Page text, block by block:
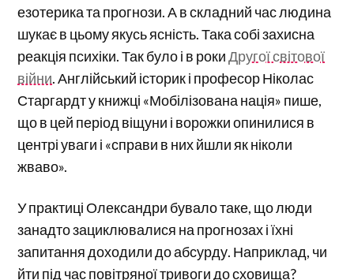
езотерика та прогнози. А в складний час людина
шукає в цьому якусь ясність. Така собі захисна
реакція психіки. Так було і в рокиДругої світової
війни. Англійський історик і професор Ніколас
Старгардт у книжці «Мобілізована нація» пише,
що в цей період віщуни і ворожки опинилися в
центрі уваги і «справи в них йшли як ніколи
жваво».
У практиці Олександри бувало таке, що люди
занадто зациклювалися на прогнозах і їхні
запитання доходили до абсурду. Наприклад, чи
йти під час повітряної тривоги до сховища?